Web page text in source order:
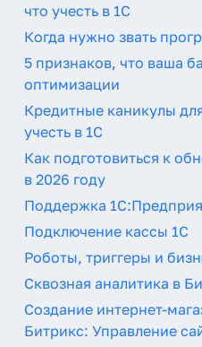
что учесть в 1С
Когда нужно звать
5 признаков, что ваша
оптимизации
Кредитные каникулы
учесть в 1С
Как подготовиться к
в 2026 году
Поддержка
Подключение кассы 1С
Роботы, триггеры и
Сквозная аналитика в
Создание интернет-
Битрикс: Управление